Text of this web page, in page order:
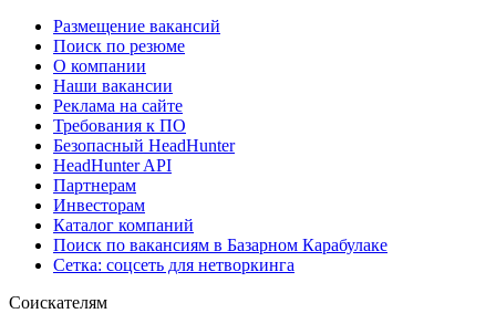
Размещение вакансий
Поиск по резюме
О компании
Наши вакансии
Реклама на сайте
Требования к ПО
Безопасный HeadHunter
HeadHunter API
Партнерам
Инвесторам
Каталог компаний
Поиск по вакансиям в Базарном Карабулаке
Сетка: соцсеть для нетворкинга
Соискателям